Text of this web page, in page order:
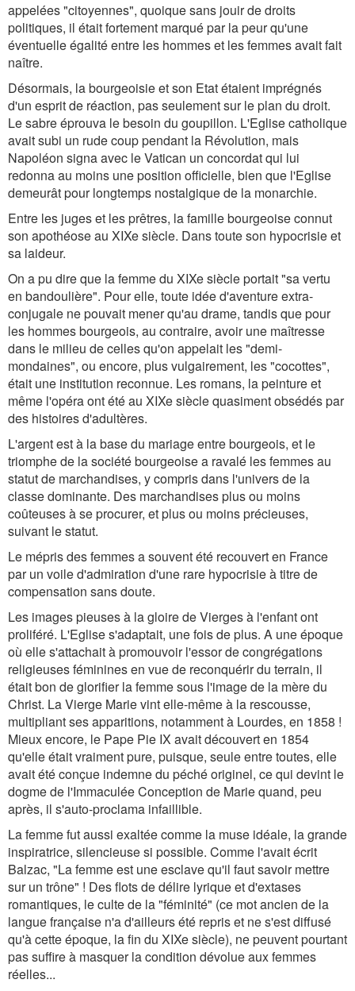
appelées "citoyennes", quoique sans jouir de droits
politiques, il était fortement marqué par la peur qu'une
éventuelle égalité entre les hommes et les femmes avait fait
naître.
Désormais, la bourgeoisie et son Etat étaient imprégnés
d'un esprit de réaction, pas seulement sur le plan du droit.
Le sabre éprouva le besoin du goupillon. L'Eglise catholique
avait subi un rude coup pendant la Révolution, mais
Napoléon signa avec le Vatican un concordat qui lui
redonna au moins une position officielle, bien que l'Eglise
demeurât pour longtemps nostalgique de la monarchie.
Entre les juges et les prêtres, la famille bourgeoise connut
son apothéose au XIXe siècle. Dans toute son hypocrisie et
sa laideur.
On a pu dire que la femme du XIXe siècle portait "sa vertu
en bandoulière". Pour elle, toute idée d'aventure extra-
conjugale ne pouvait mener qu'au drame, tandis que pour
les hommes bourgeois, au contraire, avoir une maîtresse
dans le milieu de celles qu'on appelait les "demi-
mondaines", ou encore, plus vulgairement, les "cocottes",
était une institution reconnue. Les romans, la peinture et
même l'opéra ont été au XIXe siècle quasiment obsédés par
des histoires d'adultères.
L'argent est à la base du mariage entre bourgeois, et le
triomphe de la société bourgeoise a ravalé les femmes au
statut de marchandises, y compris dans l'univers de la
classe dominante. Des marchandises plus ou moins
coûteuses à se procurer, et plus ou moins précieuses,
suivant le statut.
Le mépris des femmes a souvent été recouvert en France
par un voile d'admiration d'une rare hypocrisie à titre de
compensation sans doute.
Les images pieuses à la gloire de Vierges à l'enfant ont
proliféré. L'Eglise s'adaptait, une fois de plus. A une époque
où elle s'attachait à promouvoir l'essor de congrégations
religieuses féminines en vue de reconquérir du terrain, il
était bon de glorifier la femme sous l'image de la mère du
Christ. La Vierge Marie vint elle-même à la rescousse,
multipliant ses apparitions, notamment à Lourdes, en 1858 !
Mieux encore, le Pape Pie IX avait découvert en 1854
qu'elle était vraiment pure, puisque, seule entre toutes, elle
avait été conçue indemne du péché originel, ce qui devint le
dogme de l'Immaculée Conception de Marie quand, peu
après, il s'auto-proclama infaillible.
La femme fut aussi exaltée comme la muse idéale, la grande
inspiratrice, silencieuse si possible. Comme l'avait écrit
Balzac, "La femme est une esclave qu'il faut savoir mettre
sur un trône" ! Des flots de délire lyrique et d'extases
romantiques, le culte de la "féminité" (ce mot ancien de la
langue française n'a d'ailleurs été repris et ne s'est diffusé
qu'à cette époque, la fin du XIXe siècle), ne peuvent pourtant
pas suffire à masquer la condition dévolue aux femmes
réelles...